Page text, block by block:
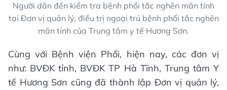
Người dân đến kiểm tra bệnh phổi tắc nghẽn mãn tính
tại Đơn vị quản lý, điều trị ngoại trú bệnh phổi tắc nghẽn
mãn tính của Trung tâm y tế Hương Sơn.
Cùng với Bệnh viện Phổi, hiện nay, các đơn vị
như: BVĐK tỉnh, BVĐK TP Hà Tĩnh, Trung tâm Y
tế Hương Sơn cũng đã thành lập Đơn vị quản lý,